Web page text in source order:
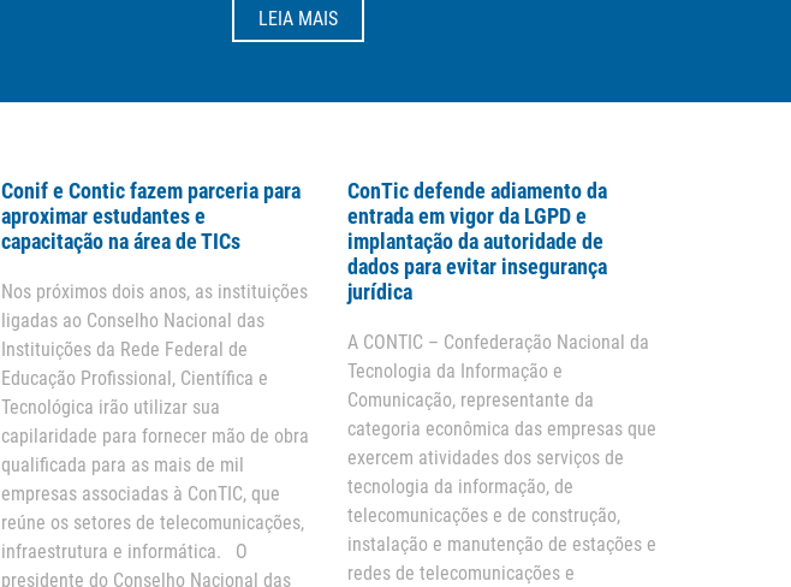
LEIA MAIS
Conif e Contic fazem parceria para
aproximar estudantes e
capacitação na área de TICs
Nos próximos dois anos, as instituições
ligadas ao Conselho Nacional das
Instituições da Rede Federal de
Educação Profissional, Científica e
Tecnológica irão utilizar sua
capilaridade para fornecer mão de obra
qualificada para as mais de mil
empresas associadas à ConTIC, que
reúne os setores de telecomunicações,
infraestrutura e informática. O
presidente do Conselho Nacional das
ConTic defende adiamento da
entrada em vigor da LGPD e
implantação da autoridade de
dados para evitar insegurança
jurídica
A CONTIC – Confederação Nacional da
Tecnologia da Informação e
Comunicação, representante da
categoria econômica das empresas que
exercem atividades dos serviços de
tecnologia da informação, de
telecomunicações e de construção,
instalação e manutenção de estações e
redes de telecomunicações e